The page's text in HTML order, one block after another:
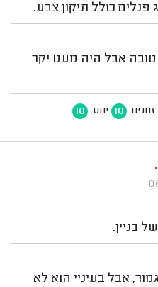
אבל היה מעט יקר
זמנים 10 יחס 10
בניין.
אבל בעיניי הוא לא